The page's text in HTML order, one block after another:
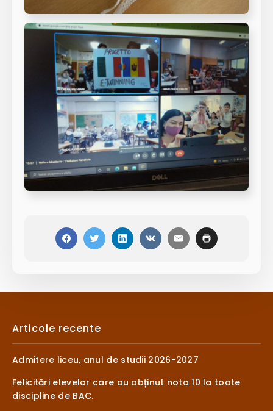
Articole recente
Admitere liceu, anul de studii 2026-2027
Felicitări elevelor care au obținut nota 10 la toate
discipline de BAC.